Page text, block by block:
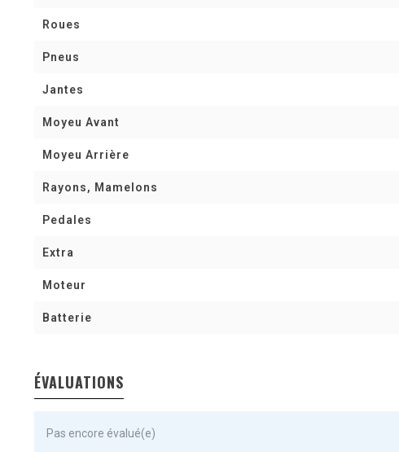
Roues
Pneus
Jantes
Moyeu Avant
Moyeu Arrière
Rayons, Mamelons
Pedales
Extra
Moteur
Batterie
ÉVALUATIONS
Pas encore évalué(e)